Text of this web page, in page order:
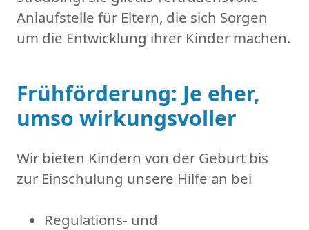
Anlaufstelle für Eltern, die sich Sorgen
um die Entwicklung ihrer Kinder machen.
Frühförderung: Je eher,
umso wirkungsvoller
Wir bieten Kindern von der Geburt bis
zur Einschulung unsere Hilfe an bei
Regulations- und